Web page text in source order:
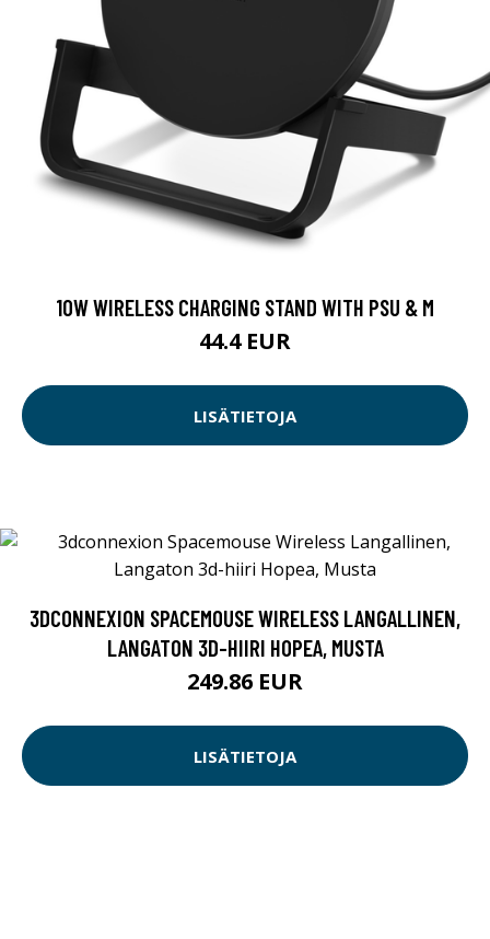
10W WIRELESS CHARGING STAND WITH PSU & M
44.4 EUR
LISÄTIETOJA
3DCONNEXION SPACEMOUSE WIRELESS LANGALLINEN,
LANGATON 3D-HIIRI HOPEA, MUSTA
249.86 EUR
LISÄTIETOJA